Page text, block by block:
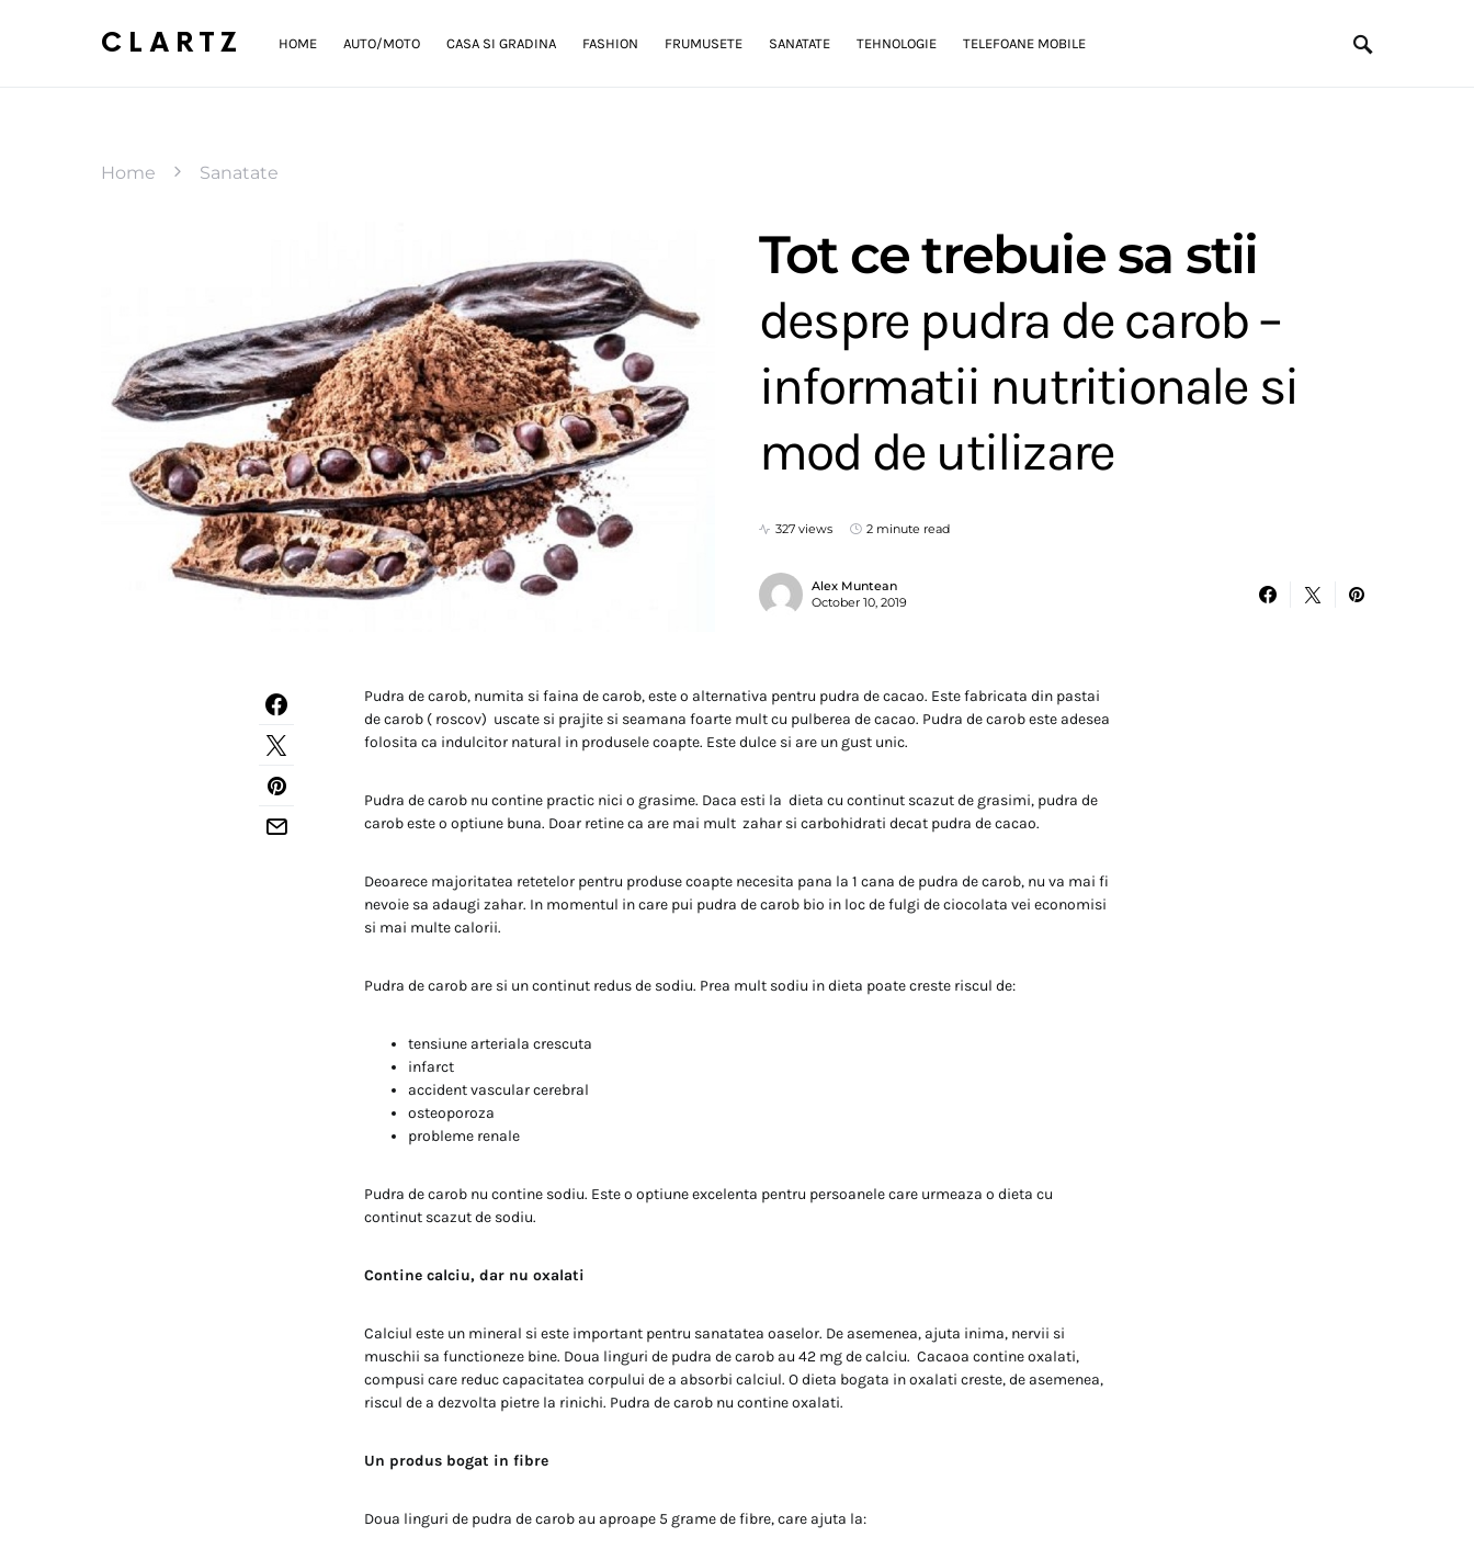
CLARTZ HOME AUTO/MOTO CASA SI GRADINA FASHION FRUMUSETE SANATATE TEHNOLOGIE TELEFOANE MOBILE
Home Sanatate
Tot ce trebuie sa stii
despre pudra de carob –
informatii nutritionale si
mod de utilizare
327 views 2 minute read
Alex Muntean
October 10, 2019
Pudra de carob, numita si faina de carob, este o alternativa pentru pudra de cacao. Este fabricata din pastai
de carob ( roscov) uscate si prajite si seamana foarte mult cu pulberea de cacao. Pudra de carob este adesea
folosita ca indulcitor natural in produsele coapte. Este dulce si are un gust unic.
Pudra de carob nu contine practic nici o grasime. Daca esti la dieta cu continut scazut de grasimi, pudra de
carob este o optiune buna. Doar retine ca are mai mult zahar si carbohidrati decat pudra de cacao.
Deoarece majoritatea retetelor pentru produse coapte necesita pana la 1 cana de pudra de carob, nu va mai fi
nevoie sa adaugi zahar. In momentul in care pui pudra de carob bio in loc de fulgi de ciocolata vei economisi
si mai multe calorii.
Pudra de carob are si un continut redus de sodiu. Prea mult sodiu in dieta poate creste riscul de:
tensiune arteriala crescuta
infarct
accident vascular cerebral
osteoporoza
probleme renale
Pudra de carob nu contine sodiu. Este o optiune excelenta pentru persoanele care urmeaza o dieta cu
continut scazut de sodiu.
Contine calciu, dar nu oxalati
Calciul este un mineral si este important pentru sanatatea oaselor. De asemenea, ajuta inima, nervii si
muschii sa functioneze bine. Doua linguri de pudra de carob au 42 mg de calciu. Cacaoa contine oxalati,
compusi care reduc capacitatea corpului de a absorbi calciul. O dieta bogata in oxalati creste, de asemenea,
riscul de a dezvolta pietre la rinichi. Pudra de carob nu contine oxalati.
Un produs bogat in fibre
Doua linguri de pudra de carob au aproape 5 grame de fibre, care ajuta la: